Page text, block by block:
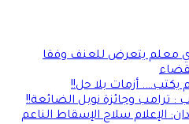
معلم يتعرض للعنف وفقا
يكتب…. أزمات بلا حل!!
: ترامب وجائزة نوبل الضائعة!!
الإعلام سلاح الإسقاط الناعم